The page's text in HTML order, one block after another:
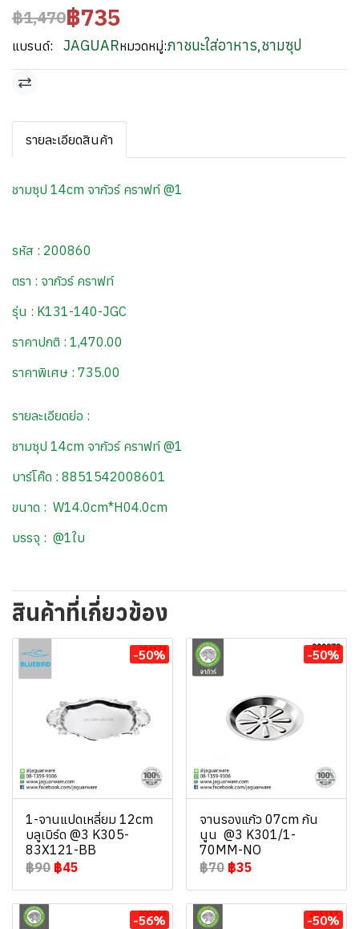
฿1,470฿735
แบรนด์: JAGUARหมวดหมู่:ภาชนะใส่อาหาร,ชามซุป
รายละเอียดสินค้า
ชามซุป 14cm จากัวร์ คราฟท์ @1
รหัส : 200860
ตรา : จากัวร์ คราฟท์
รุ่น : K131-140-JGC
ราคาปกติ : 1,470.00
ราคาพิเศษ : 735.00
รายละเอียดย่อ :
ชามซุป 14cm จากัวร์ คราฟท์ @1
บาร์โค๊ด : 8851542008601
ขนาด : W14.0cm*H04.0cm
บรรจุ : @1ใบ
สินค้าที่เกี่ยวข้อง
-50%
1-จานแปดเหลี่ยม 12cm
บลูเบิร์ด @3 K305-
83X121-BB
฿90 ฿45
-50%
จานรองแก้ว 07cm ก้น
นูน @3 K301/1-
70MM-NO
฿70 ฿35
-56% -50%